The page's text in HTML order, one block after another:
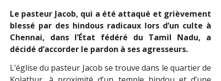
Le pasteur Jacob, qui a été attaqué et grièvement
blessé par des hindous radicaux lors d’un culte à
Chennai, dans l’État fédéré du Tamil Nadu, a
décidé d’accorder le pardon à ses agresseurs.
L’église du pasteur Jacob se trouve dans le quartier de